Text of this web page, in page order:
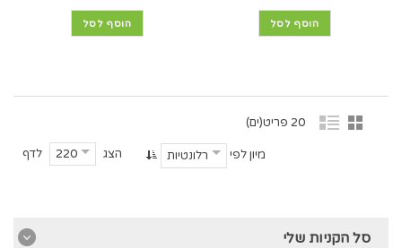
הוסף לסל הוסף לסל
20 פריט(ים)
הצג 220 לדף מיון לפי רלונטיות
סל הקניות שלי